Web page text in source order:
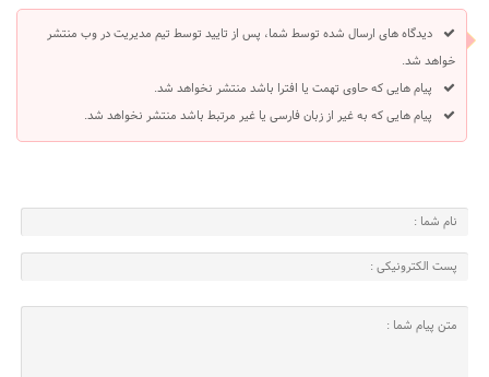
دیدگاه های ارسال شده توسط شما، پس از تایید توسط تیم مدیریت در وب منتشر
خواهد شد.
پیام هایی که حاوی تهمت یا افترا باشد منتشر نخواهد شد.
پیام هایی که به غیر از زبان فارسی یا غیر مرتبط باشد منتشر نخواهد شد.